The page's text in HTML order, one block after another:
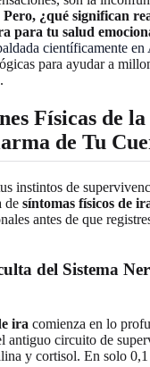
Pero, ¿qué significan
para tu salud
científicamente en
para ayudar a
Físicas de
de Tu
instintos de
de síntomas físicos de
antes de que
del Sistema
ira comienza en lo
antiguo circuito de
y cortisol. En solo